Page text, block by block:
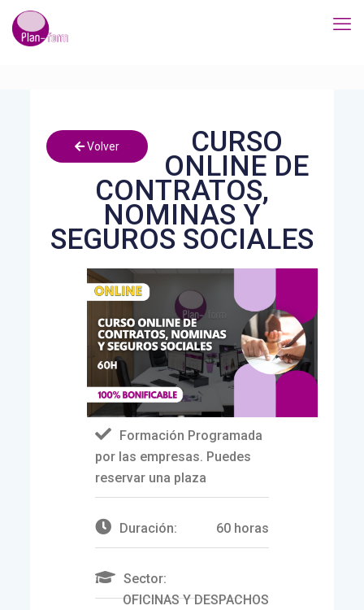
Volver CURSO
ONLINE DE
CONTRATOS,
NOMINAS Y
SEGUROS SOCIALES
Formación Programada
por las empresas. Puedes
reservar una plaza
Duración: 60 horas
Sector:
OFICINAS Y DESPACHOS